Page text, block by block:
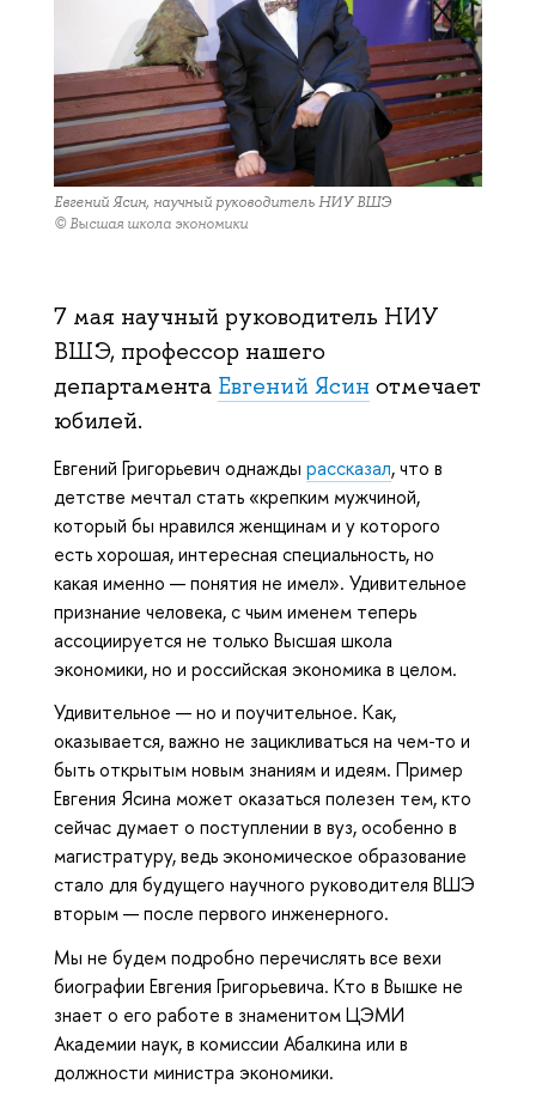
Евгений Ясин, научный руководитель НИУ ВШЭ
© Высшая школа экономики
7 мая научный руководитель НИУ
ВШЭ, профессор нашего
департамента Евгений Ясин отмечает
юбилей.
Евгений Григорьевич однажды рассказал, что в
детстве мечтал стать «крепким мужчиной,
который бы нравился женщинам и у которого
есть хорошая, интересная специальность, но
какая именно — понятия не имел». Удивительное
признание человека, с чьим именем теперь
ассоциируется не только Высшая школа
экономики, но и российская экономика в целом.
Удивительное — но и поучительное. Как,
оказывается, важно не зацикливаться на чем-то и
быть открытым новым знаниям и идеям. Пример
Евгения Ясина может оказаться полезен тем, кто
сейчас думает о поступлении в вуз, особенно в
магистратуру, ведь экономическое образование
стало для будущего научного руководителя ВШЭ
вторым — после первого инженерного.
Мы не будем подробно перечислять все вехи
биографии Евгения Григорьевича. Кто в Вышке не
знает о его работе в знаменитом ЦЭМИ
Академии наук, в комиссии Абалкина или в
должности министра экономики.